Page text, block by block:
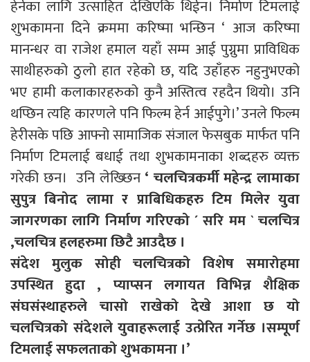
हेर्नका लागि उत्साहित देखिएकि थिईन। निर्माण टिमलाई
शुभकामना दिने क्रममा करिष्मा भन्छिन ‘ आज करिष्मा
मानन्धर वा राजेश हमाल यहाँ सम्म आई पुग्नुमा प्राविधिक
साथीहरुको ठुलो हात रहेको छ, यदि उहाँहरु नहुनुभएको
भए हामी कलाकारहरुको कुनै अस्तित्व रहदैन थियो। उनि
थप्छिन त्यहि कारणले पनि फिल्म हेर्न आईपुगे।’ उनले फिल्म
हेरीसके पछि आफ्नो सामाजिक संजाल फेसबुक मार्फत पनि
निर्माण टिमलाई बधाई तथा शुभकामनाका शब्दहरु व्यक्त
गरेकी छन। उनि लेख्छिन ‘ चलचित्रकर्मी महेन्द्र लामाका
सुपुत्र बिनोद लामा र प्राबिधिकहरु टिम मिलेर युवा
जागरणका लागि निर्माण गरिएको ´ सरि मम ` चलचित्र
,चलचित्र हलहरुमा छिटै आउदैछ ।
संदेश मुलुक सोही चलचित्रको विशेष समारोहमा
उपस्थित हुदा , प्याप्सन लगायत विभिन्न शैक्षिक
संघसंस्थाहरुले चासो राखेको देखे आशा छ यो
चलचित्रको संदेशले युवाहरूलाई उत्प्रेरित गर्नेछ ।सम्पूर्ण
टिमलाई सफलताको शुभकामना ।’